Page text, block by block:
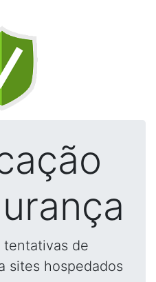
tentativas de
sites hospedados